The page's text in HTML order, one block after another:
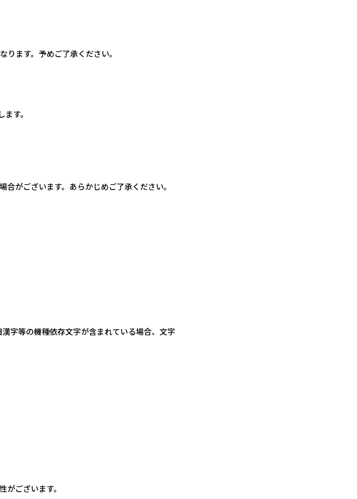
ます。予めご了承ください。
す。
がございます。あらかじめご了承ください。
字等の機種依存文字が含まれている場合、文字
ございます。